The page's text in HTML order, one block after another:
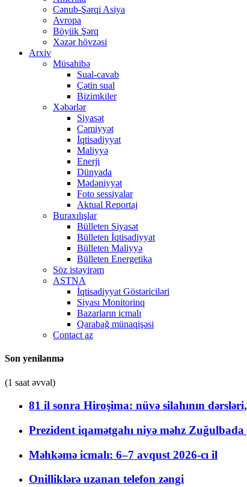
Cənub-Şərqi Asiya
Avropa
Böyük Şərq
Xəzər hövzəsi
Arxiv
Müsahibə
Sual-cavab
Çətin sual
Bizimkiler
Xəbərlər
Siyasət
Cəmiyyət
İqtisadiyyat
Maliyyə
Enerji
Dünyada
Mədəniyyət
Foto sessiyalar
Aktual Reportaj
Buraxılışlar
Bülleten Siyasət
Bülleten İqtisadiyyat
Bülleten Maliyyə
Bülleten Energetika
Söz istəyirəm
ASTNA
İqtisadiyyat Göstəriciləri
Siyası Monitorinq
Bazarların icmalı
Qarabağ münaqişəsi
Contact az
Son yenilənmə
(1 saat əvvəl)
81 il sonra Hiroşima: nüvə silahının
Prezident iqamətgahı niyə məhz
Məhkəmə icmalı: 6–7 avqust 2026-cı il
Onilliklərə uzanan telefon zəngi